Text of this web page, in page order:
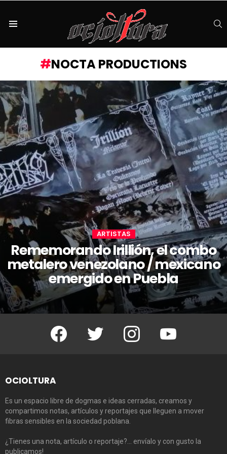
NOCTA PRODUCTIONS
ARTISTAS
Rememorando Irillión, el combo
metalero venezolano / mexicano
emergido en Puebla
Facebook Twitter Instagram Youtube
OCIOLTURA
Es un espacio libre de dogmas e ideas cerradas, creamos y
compartimos notas, artículos y reportajes que lleguen a mover
fibras sensibles en la sociedad poblana.
¿Tienes una nota, artículo o reportaje?… envíalo y con gusto la
publicamos!